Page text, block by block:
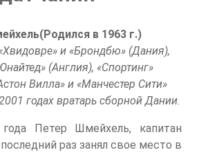
(Родился в 1963 г.)
и «Брондбю» (Дания),
(Англия), «Спортинг»
Вилла» и «Манчестер Сити»
годах вратарь сборной Дании.
Петер Шмейхель, капитан
раз занял свое место в